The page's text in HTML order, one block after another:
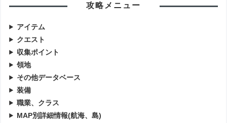
攻略メニュー
アイテム
クエスト
収集ポイント
領地
その他データベース
装備
職業、クラス
MAP別詳細情報(航海、島)